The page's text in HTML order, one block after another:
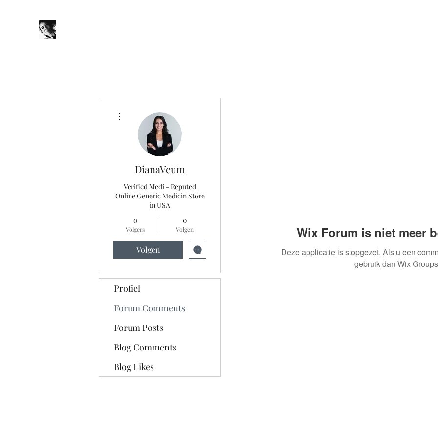
Wix Forum is niet meer
Deze applicatie is stopgezet. Als u een
gebruik dan Wix
DianaVeum
Verified Medi - Reputed
Online Generic Medicin Store
in USA
0
Volgers
0
Volgen
Volgen
Profiel
Forum Comments
Forum Posts
Blog Comments
Blog Likes